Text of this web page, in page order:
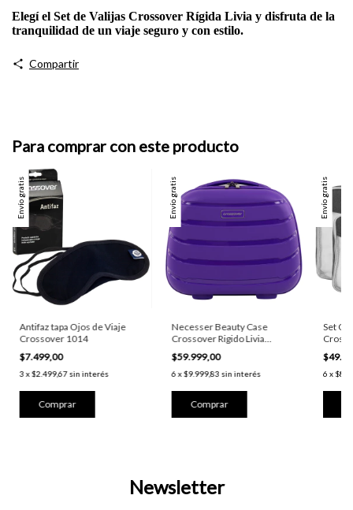
Elegí el Set de Valijas Crossover Rígida Livia y disfruta de la
tranquilidad de un viaje seguro y con estilo.
Compartir
Para comprar con este producto
Envío gratis
Antifaz tapa Ojos de Viaje
Crossover 1014
$7.499,00
3 x$2.499,67sin interés
Envío gratis
Necesser Beauty Case
Crossover Rigido Livia
Violeta
$59.999,00
6 x$9.999,83 sin interés
Envío gratis
Set
10900
6 x
Newsletter